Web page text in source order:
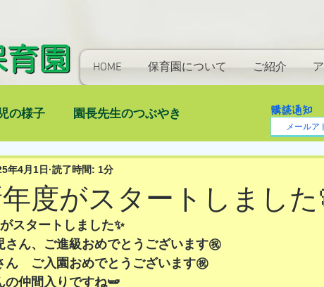
HOME 保育園について ご紹介
の様子 園長先生のつぶやき
年度がスタートしました
年4月1日 読了時間: 1分
スタートしました✨
さん、ご進級おめでとうございます㊗️
ん　ご入園おめでとうございます㊗️
の仲間入りですね🫛
購読通知